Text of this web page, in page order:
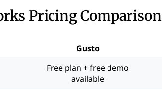
Pricing Comparison
Gusto
Free plan + free demo
available